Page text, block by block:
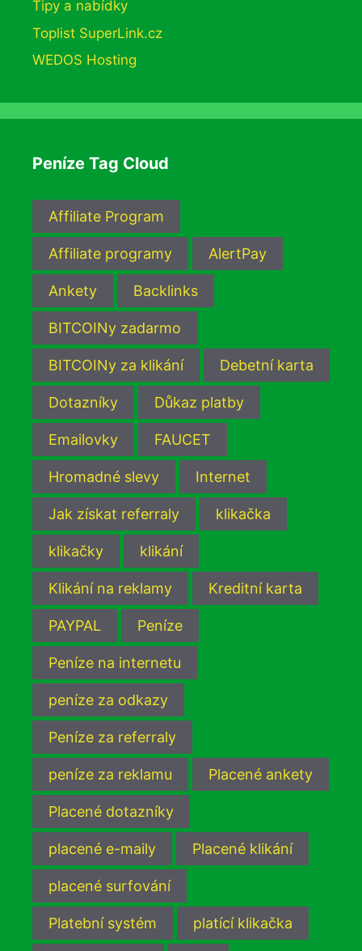
Tipy a nabídky
Toplist SuperLink.cz
WEDOS Hosting
Peníze Tag Cloud
Affiliate Program
Affiliate programy AlertPay
Ankety Backlinks
BITCOINy zadarmo
BITCOINy za klikání Debetní karta
Dotazníky Důkaz platby
Emailovky FAUCET
Hromadné slevy Internet
Jak získat referraly klikačka
klikačky klikání
Klikání na reklamy Kreditní karta
PAYPAL Peníze
Peníze na internetu
peníze za odkazy
Peníze za referraly
peníze za reklamu Placené ankety
Placené dotazníky
placené e-maily Placené klikání
placené surfování
Platební systém platící klikačka